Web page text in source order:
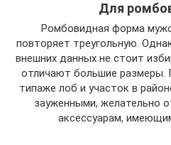
Для
Ромбовидная форма
повторяет треугольную.
внешних данных не стоит
отличают большие размеры.
типаже лоб и участок в
зауженными, желательно
аксессуарам,